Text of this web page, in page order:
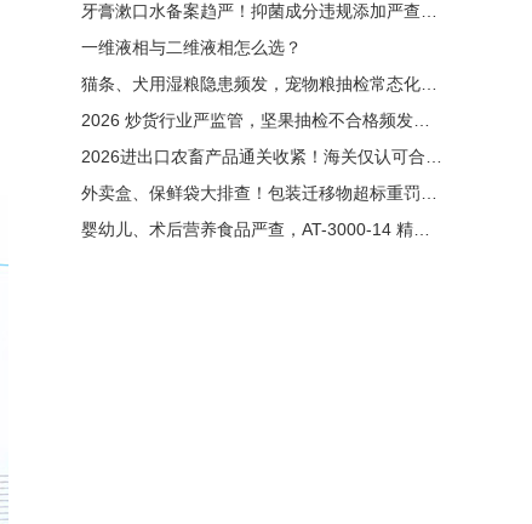
一维液相与二维液相怎么选？